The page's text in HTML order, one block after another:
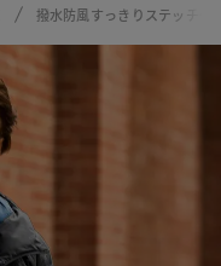
撥水防風すっきりステッチダ